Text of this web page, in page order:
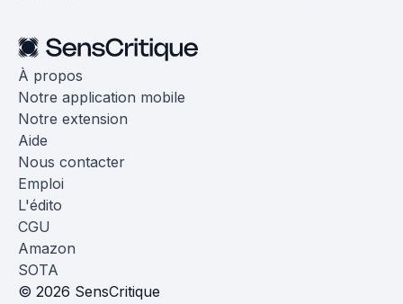
À propos
Notre application mobile
Notre extension
Aide
Nous contacter
Emploi
L'édito
CGU
Amazon
SOTA
© 2026 SensCritique